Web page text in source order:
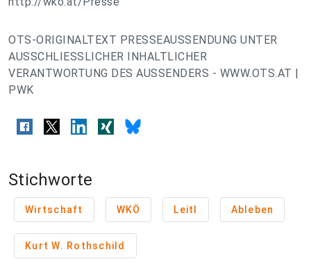
OTS-ORIGINALTEXT PRESSEAUSSENDUNG UNTER
AUSSCHLIESSLICHER INHALTLICHER
VERANTWORTUNG DES AUSSENDERS - WWW.OTS.AT |
PWK
Stichworte
Wirtschaft WKÖ Leitl Ableben
Kurt W. Rothschild